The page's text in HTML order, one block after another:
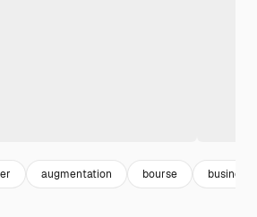
augmentation bourse business